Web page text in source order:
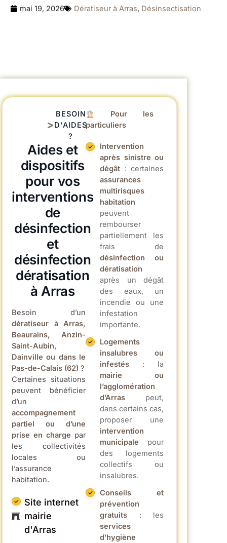
mai 19, 2026 Dératiseur à Arras, Désinsectisation
BESOIN
D'AIDES
?
Aides et
dispositifs
pour vos
interventions
de
désinfection
et
désinfection
dératisation
à Arras
Besoin d’un
dératiseur à Arras,
Beaurains, Anzin-
Saint-Aubin,
Dainville ou dans le
Pas-de-Calais (62) ?
Certaines situations
peuvent bénéficier
d’un
accompagnement
partiel ou d’une
prise en charge par
les collectivités
locales ou
l’assurance
habitation.
Site internet
mairie
d'Arras
Pour les
particuliers
Intervention
après sinistre ou
dégât : certaines
assurances
multirisques
habitation
peuvent
rembourser
partiellement les
frais de
désinfection ou
dératisation
après un dégât
des eaux, un
incendie ou une
infestation
importante.
Logements
insalubres ou
infestés : la
mairie ou
l’agglomération
d’Arras peut,
dans certains cas,
proposer une
intervention
municipale pour
des logements
collectifs ou
insalubres.
Conseils et
prévention
gratuits : les
services
d’hygiène